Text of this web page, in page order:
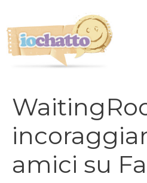
contenuto
amici su